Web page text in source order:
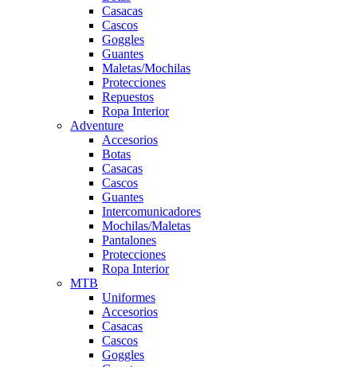
Casacas
Cascos
Goggles
Guantes
Maletas/Mochilas
Protecciones
Repuestos
Ropa Interior
Adventure
Accesorios
Botas
Casacas
Cascos
Guantes
Intercomunicadores
Mochilas/Maletas
Pantalones
Protecciones
Ropa Interior
MTB
Uniformes
Accesorios
Casacas
Cascos
Goggles